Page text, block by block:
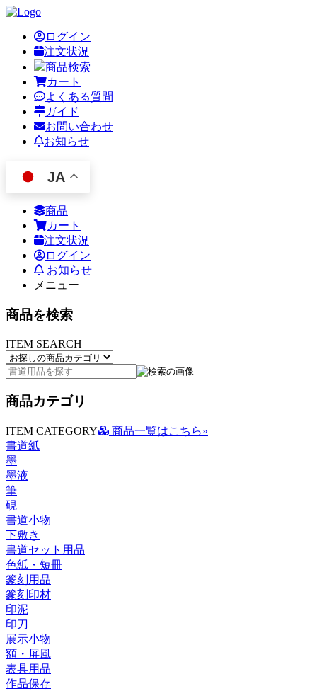
ログイン
注文状況
商品検索
カート
よくある質問
ガイド
お問い合わせ
お知らせ
JA
商品
カート
注文状況
ログイン
お知らせ
メニュー
商品を検索
ITEM SEARCH
商品カテゴリ
ITEM CATEGORY
商品一覧はこちら»
書道紙
墨
墨液
筆
硯
書道小物
下敷き
書道セット用品
色紙・短冊
篆刻用品
篆刻印材
印泥
印刀
展示小物
額・屏風
表具用品
作品保存